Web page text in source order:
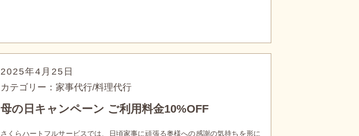
2025年4月25日
カテゴリー：家事代行/料理代行
母の日キャンペーン ご利用料金10%OFF
さくらハートフルサービスでは、日頃家事に頑張る奥様への感謝の気持ちを形に